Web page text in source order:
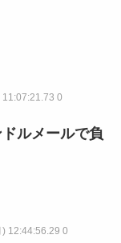
0
ルメールで負
12:44:56.29 0